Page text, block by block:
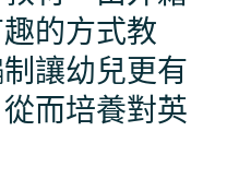
的方式教
讓幼兒更有
而培養對英